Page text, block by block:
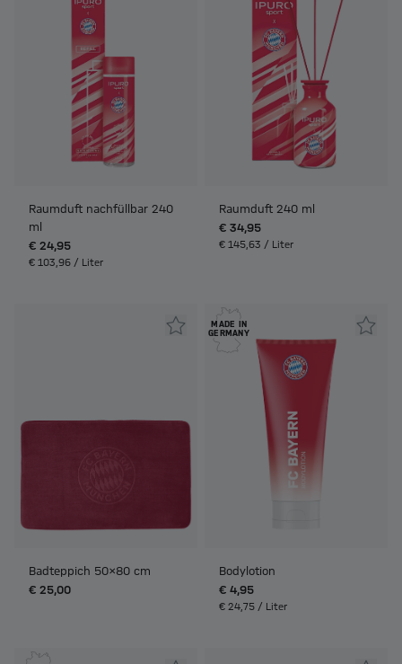
Raumduft nachfüllbar 240
ml
€ 24,95
€ 103,96 / Liter
Raumduft 240 ml
€ 34,95
€ 145,63 / Liter
Badteppich 50x80 cm
€ 25,00
MADE IN
GERMANY
Bodylotion
€ 4,95
€ 24,75 / Liter